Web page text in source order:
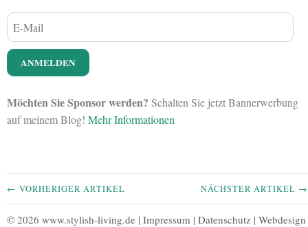
Möchten Sie Sponsor werden? Schalten Sie jetzt Bannerwerbung
auf meinem Blog! Mehr Informationen
← VORHERIGER ARTIKEL NÄCHSTER ARTIKEL →
© 2026 www.stylish-living.de | Impressum | Datenschutz | Webdesign